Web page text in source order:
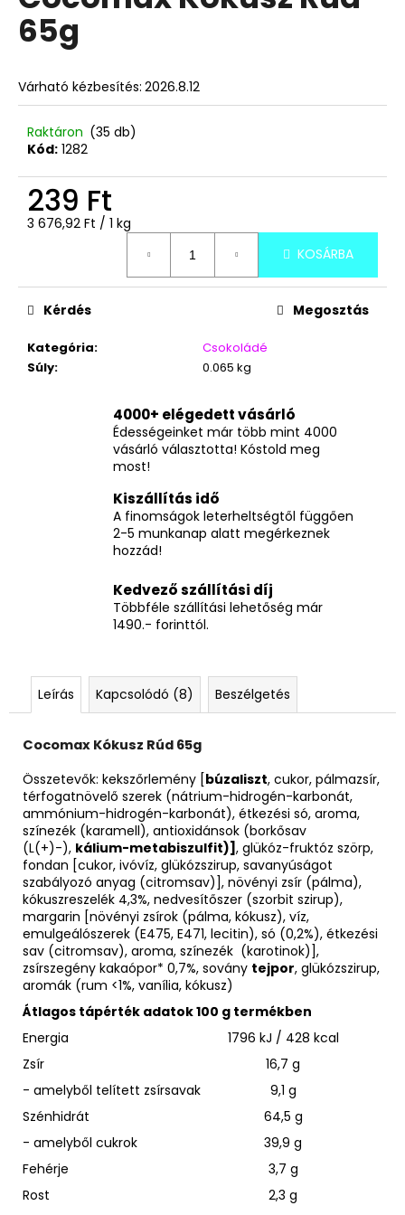
5-
ből
65g
Várható kézbesítés: 2026.8.12
Raktáron (35 db)
Kód: 1282
239 Ft
Egységár:
3 676,92 Ft / 1 kg
KOSÁRBA
Kategória:
Csokoládé
Súly: 0.065 kg
Kérdés Megosztás
4000+ elégedett vásárló
Édességeinket már több mint 4000
vásárló választotta! Kóstold meg
most!
Kiszállítás idő
A finomságok leterheltségtől függően
2-5 munkanap alatt megérkeznek
hozzád!
Kedvező szállítási díj
Többféle szállítási lehetőség már
1490.- forinttól.
Leírás Kapcsolódó (8) Beszélgetés
Cocomax Kókusz Rúd 65g
Összetevők: kekszőrlemény [búzaliszt, cukor, pálmazsír,
térfogatnövelő szerek (nátrium-hidrogén-karbonát,
ammónium-hidrogén-karbonát), étkezési só, aroma,
színezék (karamell), antioxidánsok (borkősav
(L(+)-), kálium-metabiszulfit)] , glükóz-fruktóz szörp,
fondan [cukor, ivóvíz, glükózszirup, savanyúságot
szabályozó anyag (citromsav)], növényi zsír (pálma),
kókuszreszelék 4,3%, nedvesítőszer (szorbit szirup),
margarin [növényi zsírok (pálma, kókusz), víz,
emulgeálószerek (E475, E471, lecitin), só (0,2%), étkezési
sav (citromsav), aroma, színezék (karotinok)],
zsírszegény kakaópor* 0,7%, sovány tejpor, glükózszirup,
aromák (rum <1%, vanília, kókusz)
Átlagos tápérték adatok 100 g termékben
Energia
1796 kJ / 428 kcal
Zsír
16,7 g
- amelyből telített zsírsavak
9,1 g
Szénhidrát
64,5 g
- amelyből cukrok
39,9 g
Fehérje
3,7 g
Rost
2,3 g
á
n
u
NÁPOLYI
900G
490
Ft